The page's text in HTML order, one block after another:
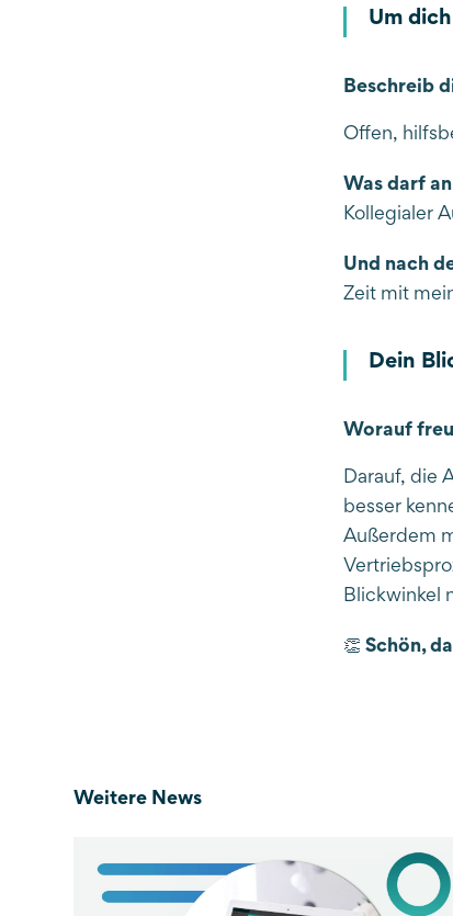
Um
Beschreib
Offen,
Was darf
Kollegialer
Und nach
Zeit mit
Dein
Worauf
Darauf, die
besser
Außerdem
Blickwinkel
👏 Schön,
Weitere News